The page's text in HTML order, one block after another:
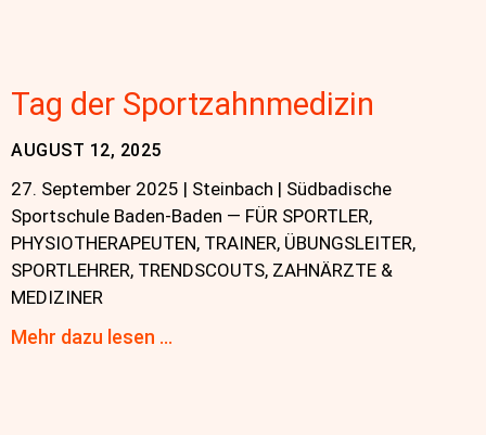
Tag der Sportzahnmedizin
AUGUST 12, 2025
27. September 2025 | Steinbach | Südbadische
Sportschule Baden-Baden — FÜR SPORTLER,
PHYSIOTHERAPEUTEN, TRAINER, ÜBUNGSLEITER,
SPORTLEHRER, TRENDSCOUTS, ZAHNÄRZTE &
MEDIZINER
Mehr dazu lesen …